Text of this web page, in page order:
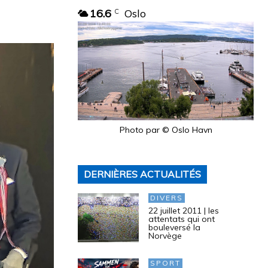
16.6 C Oslo
Photo par © Oslo Havn
DERNIÈRES ACTUALITÉS
DIVERS
22 juillet 2011 | les
attentats qui ont
bouleversé la
Norvège
SPORT